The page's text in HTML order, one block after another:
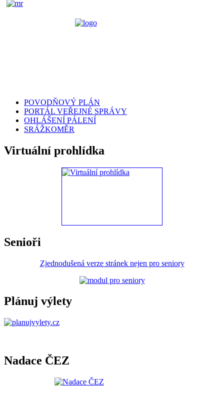
POVODŇOVÝ PLÁN
PORTÁL VEŘEJNÉ SPRÁVY
OHLÁŠENÍ PÁLENÍ
SRÁŽKOMĚR
Virtuální prohlídka
Senioři
Zjednodušená verze stránek nejen pro seniory
Plánuj výlety
Nadace ČEZ